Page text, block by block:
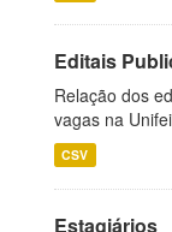
Editais
Relação dos
vagas na
CSV
Estagiários